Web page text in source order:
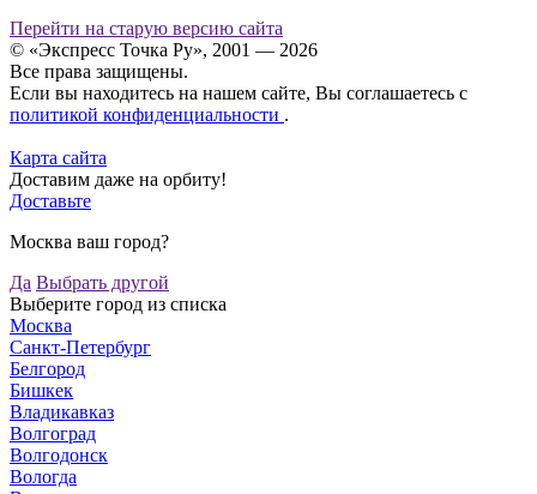
Перейти на старую версию сайта
© «Экспресс Точка Ру», 2001 — 2026
Все права защищены.
Если вы находитесь на нашем сайте, Вы соглашаетесь с
политикой конфиденциальности .
Карта сайта
Доставим даже на орбиту!
Доставьте
Москва ваш город?
Да Выбрать другой
Выберите город из списка
Москва
Санкт-Петербург
Белгород
Бишкек
Владикавказ
Волгоград
Волгодонск
Вологда